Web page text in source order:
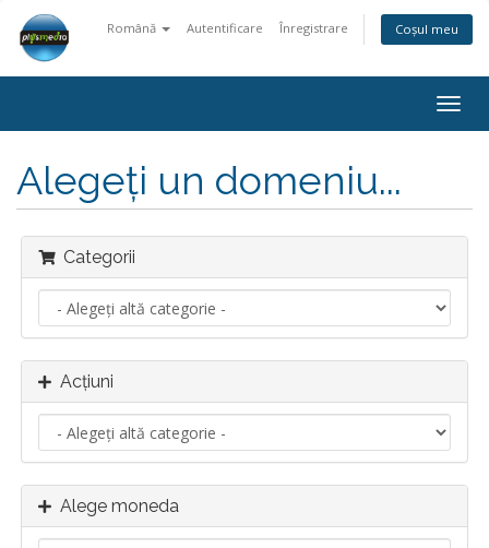
Română Autentificare Înregistrare Coșul meu
Alegeți un domeniu...
Categorii
Acțiuni
Alege moneda